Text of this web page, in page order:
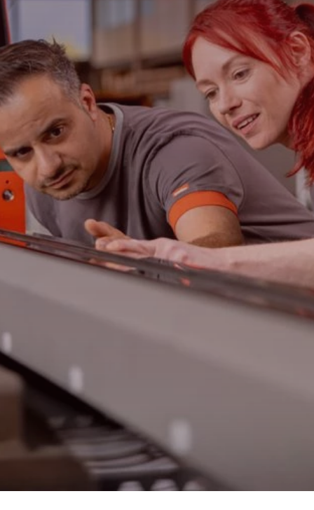
myBystronic